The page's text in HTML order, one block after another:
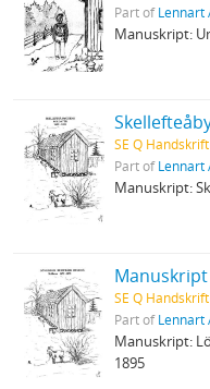
Part ofLennart
Manuskript:
SE Q
Part ofLennart
Manuskript:
SE Q
Part ofLennart
Manuskript:
1895